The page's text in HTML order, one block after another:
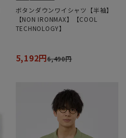
ボタンダウンワイシャツ【半袖】
【NON IRONMAX】【COOL
TECHNOLOGY】
5,192円6,490円